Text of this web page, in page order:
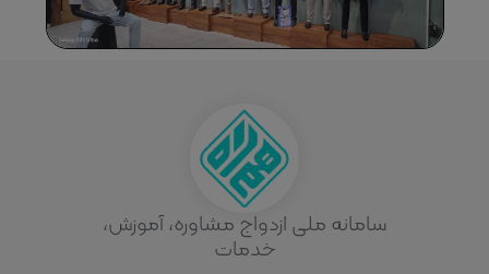
سامانه ملی ازدواج مشاوره، آموزش،
خدمات